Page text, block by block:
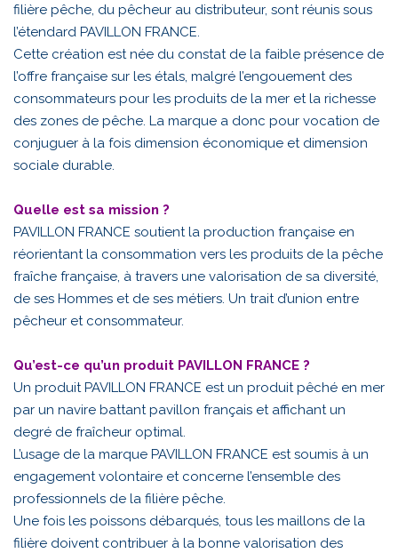
filière pêche, du pêcheur au distributeur, sont réunis sous
l’étendard PAVILLON FRANCE.
Cette création est née du constat de la faible présence de
l’offre française sur les étals, malgré l’engouement des
consommateurs pour les produits de la mer et la richesse
des zones de pêche. La marque a donc pour vocation de
conjuguer à la fois dimension économique et dimension
sociale durable.
Quelle est sa mission ?
PAVILLON FRANCE soutient la production française en
réorientant la consommation vers les produits de la pêche
fraîche française, à travers une valorisation de sa diversité,
de ses Hommes et de ses métiers. Un trait d’union entre
pêcheur et consommateur.
Qu’est-ce qu’un produit PAVILLON FRANCE ?
Un produit PAVILLON FRANCE est un produit pêché en mer
par un navire battant pavillon français et affichant un
degré de fraîcheur optimal.
L’usage de la marque PAVILLON FRANCE est soumis à un
engagement volontaire et concerne l’ensemble des
professionnels de la filière pêche.
Une fois les poissons débarqués, tous les maillons de la
filière doivent contribuer à la bonne valorisation des